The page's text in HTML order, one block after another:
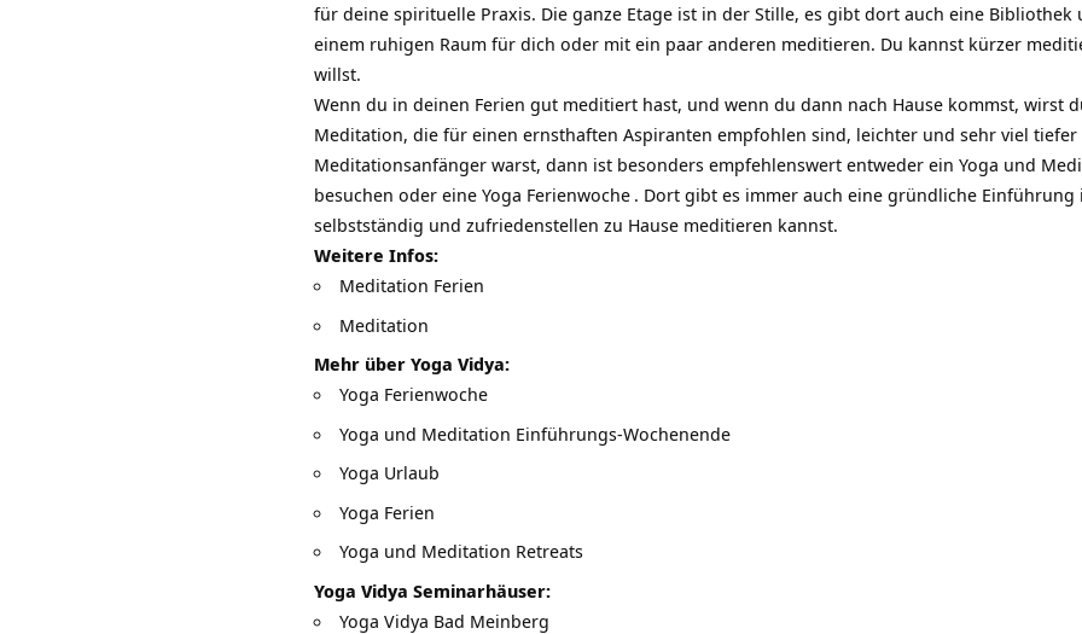
für deine spirituelle Praxis. Die ganze Etage ist in der Stille, es gibt dort auch eine
einem ruhigen Raum für dich oder mit ein paar anderen meditieren. Du kannst kürzer
willst.
Wenn du in deinen Ferien gut meditiert hast, und wenn du dann nach Hause kommst, wirst
Meditation, die für einen ernsthaften Aspiranten empfohlen sind, leichter und sehr viel
Meditationsanfänger warst, dann ist besonders empfehlenswert entweder ein Yoga und
besuchen oder eine Yoga Ferienwoche . Dort gibt es immer auch eine gründliche
selbstständig und zufriedenstellen zu Hause meditieren kannst.
Weitere Infos:
Meditation Ferien
Meditation
Mehr über Yoga Vidya:
Yoga Ferienwoche
Yoga und Meditation Einführungs-Wochenende
Yoga Urlaub
Yoga Ferien
Yoga und Meditation Retreats
Yoga Vidya Seminarhäuser:
Yoga Vidya Bad Meinberg